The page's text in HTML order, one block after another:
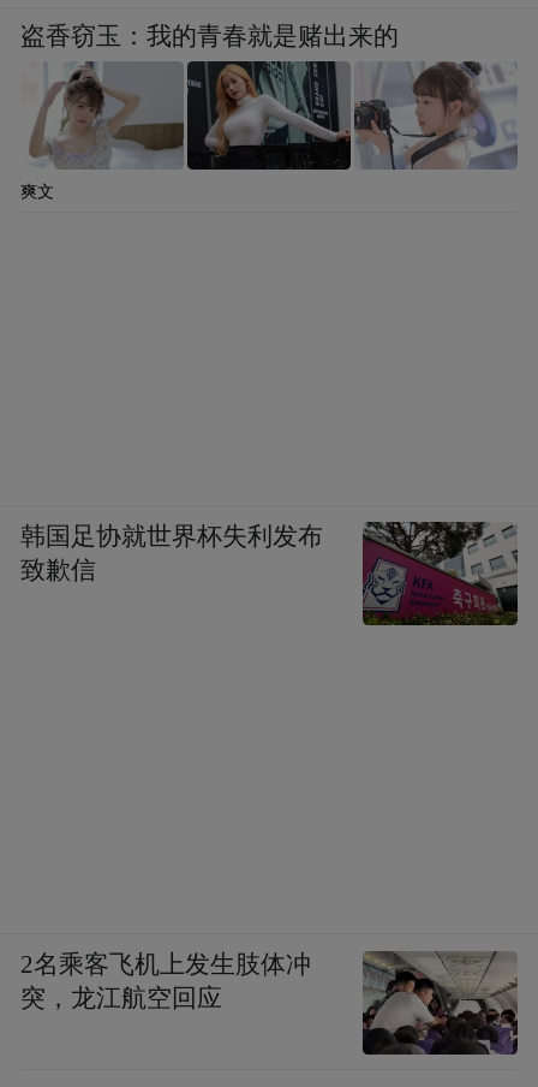
盗香窃玉：我的青春就是赌出来的
爽文
韩国足协就世界杯失利发布
致歉信
2名乘客飞机上发生肢体冲
突，龙江航空回应